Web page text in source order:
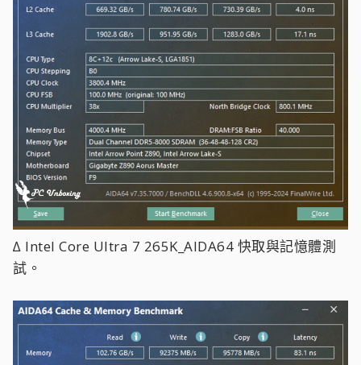
∆ Intel Core Ultra 7 265K_AIDA64 快取與記憶體測
試。